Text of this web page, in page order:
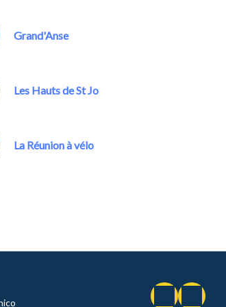
Grand'Anse
Les Hauts de St Jo
La Réunion à vélo